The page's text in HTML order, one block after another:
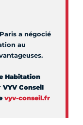
a négocié
au
Habitation
VYV Conseil
vyv-conseil.fr